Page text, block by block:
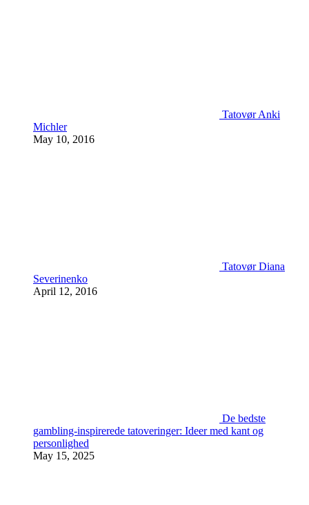
Tatovør Anki
Michler
May 10, 2016
Tatovør Diana
Severinenko
April 12, 2016
De bedste
gambling-inspirerede tatoveringer: Ideer med kant og
personlighed
May 15, 2025